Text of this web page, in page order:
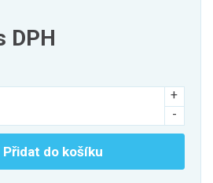
DPH
Přidat do košíku